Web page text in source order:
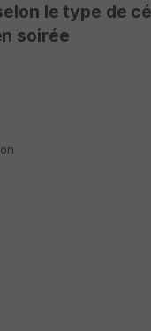
le type de
soirée